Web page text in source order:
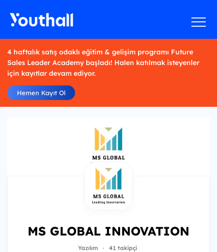
4 haftalık satış odaklı eğitim & gelişim programı Future
Sales Leader Academy başladı! Halen katılmak isteyenler
için kayıtlar devam ediyor.
Hemen Kayıt Ol
MS GLOBAL INNOVATION
Yazılım · 41 takipçi